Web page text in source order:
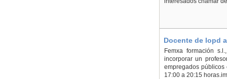
Docente de lopd
Femxa formación
incorporar un
empregados
17:00 a 20:15